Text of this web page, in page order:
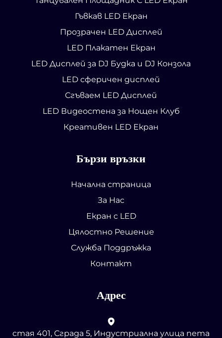
Гъвкав LED Екран
Прозрачен LED Дисплей
LED Плакатен Екран
LED Дисплей за DJ Будка и DJ Конзола
LED сферичен дисплей
Сгъваем LED Дисплей
LED Видеостена за Нощен Клуб
Креативен LED Екран
Бързи връзки
Начална страница
За Нас
Екран с LED
Цялостно Решение
Служба Поддръжка
Контакт
Адрес
стая 401, Сграда 5, Индустриална улица пета